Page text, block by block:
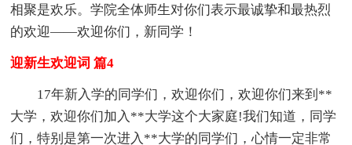
相聚是欢乐。学院全体师生对你们表示最诚挚和最热烈
的欢迎——欢迎你们，新同学！
迎新生欢迎词 篇4
17年新入学的同学们，欢迎你们，欢迎你们来到**
大学，欢迎你们加入**大学这个大家庭!我们知道，同学
们，特别是第一次进入**大学的同学们，心情一定非常